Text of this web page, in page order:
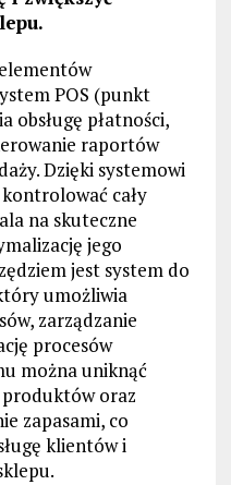
POS (punkt
obsługę płatności,
raportów
Dzięki systemowi
cały
na skuteczne
jego
jest system do
umożliwia
zarządzanie
procesów
można uniknąć
oraz
zapasami, co
klientów i